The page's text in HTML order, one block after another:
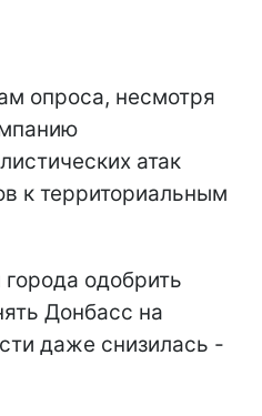
опроса, несмотря
атак
к территориальным
одобрить
Донбасс на
даже снизилась -